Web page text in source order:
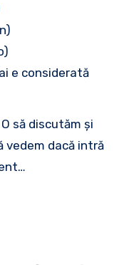
e considerată
să discutăm și
vedem dacă intră